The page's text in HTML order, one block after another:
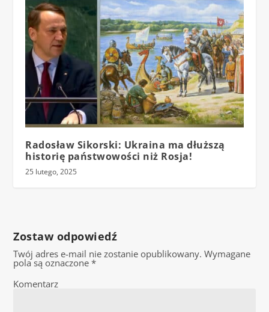
Radosław Sikorski: Ukraina ma dłuższą
historię państwowości niż Rosja!
25 lutego, 2025
Zostaw odpowiedź
Twój adres e-mail nie zostanie opublikowany. Wymagane
pola są oznaczone*
Komentarz